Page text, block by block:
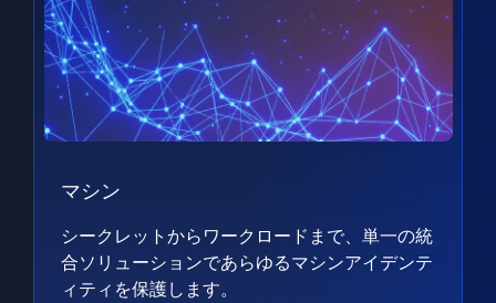
マシン
シークレットからワークロードまで、単一の統
合ソリューションであらゆるマシンアイデンテ
ィティを保護します。